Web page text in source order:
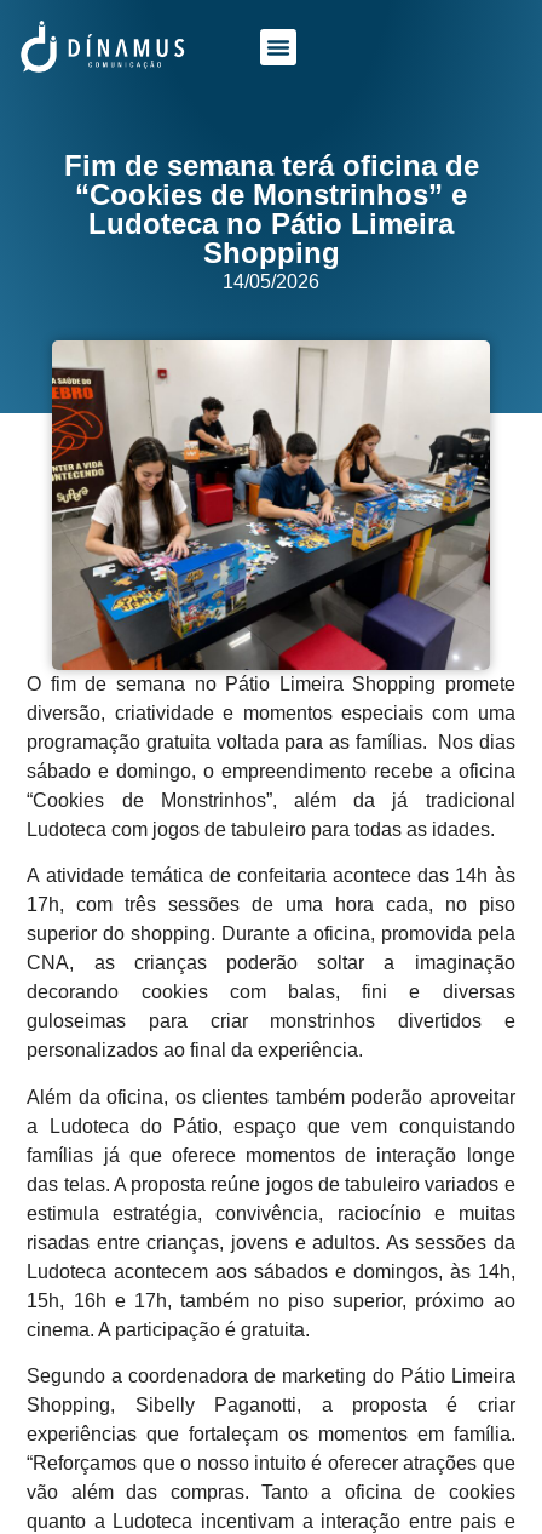
Fim de semana terá oficina de
“Cookies de Monstrinhos” e
Ludoteca no Pátio Limeira
Shopping
14/05/2026
O fim de semana no Pátio Limeira Shopping promete
diversão, criatividade e momentos especiais com uma
programação gratuita voltada para as famílias. Nos dias
sábado e domingo, o empreendimento recebe a oficina
“Cookies de Monstrinhos”, além da já tradicional
Ludoteca com jogos de tabuleiro para todas as idades.
A atividade temática de confeitaria acontece das 14h às
17h, com três sessões de uma hora cada, no piso
superior do shopping. Durante a oficina, promovida pela
CNA, as crianças poderão soltar a imaginação
decorando cookies com balas, fini e diversas
guloseimas para criar monstrinhos divertidos e
personalizados ao final da experiência.
Além da oficina, os clientes também poderão aproveitar
a Ludoteca do Pátio, espaço que vem conquistando
famílias já que oferece momentos de interação longe
das telas. A proposta reúne jogos de tabuleiro variados e
estimula estratégia, convivência, raciocínio e muitas
risadas entre crianças, jovens e adultos. As sessões da
Ludoteca acontecem aos sábados e domingos, às 14h,
15h, 16h e 17h, também no piso superior, próximo ao
cinema. A participação é gratuita.
Segundo a coordenadora de marketing do Pátio Limeira
Shopping, Sibelly Paganotti, a proposta é criar
experiências que fortaleçam os momentos em família.
“Reforçamos que o nosso intuito é oferecer atrações que
vão além das compras. Tanto a oficina de cookies
quanto a Ludoteca incentivam a interação entre pais e